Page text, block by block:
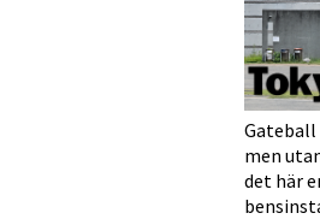
men
det här